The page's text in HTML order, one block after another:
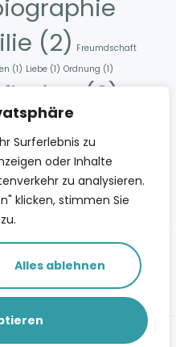
Surferlebnis zu
oder Inhalte
zu analysieren.
klicken, stimmen Sie
Alles ablehnen
(2) Freumdschaft
(1) Liebe (1) Ordnung (1)
(2)
Apple Podcasts
Workshop
Datenschutz
vorbehalten